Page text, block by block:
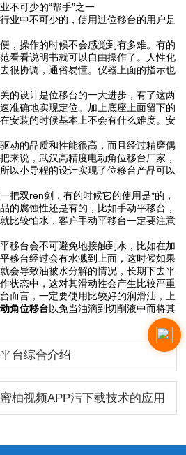
可少的“帮手”之一
业中不可少的，使用过位移台的用户是
操作的时候不会感觉到有多难。有的
看说明书就可以自由操作了。人性化
协调，通俗易懂。仪器上面的指示也
设计是位移台的一大进步，有了这两
确地实现定位。加上底座上面留下的
装的时候基本上不会有什么难度。安
动的品质和性能很高，而且经过精磨偶
来说，武汉高精度电动角位移台厂家，
所以小导程的设计实现了位移台产品可以
ren剑，有的时候它的使用是*的，
腐蚀性还是有的，比如手动平移台，
比较怕水，客户手动平移台一定要注意
台会不可避免地接触到水，比如在加
台经过会有水溅到上面，这时候如果
导致油被水分解的情况，长期下去平
态中，这对其滑动性会产生比较严重
而言，一定要使用比较好的润滑油，上
角位移台以免当油滴到切削液中而将其
台综合介绍
柚视频APP污下载技术的应用